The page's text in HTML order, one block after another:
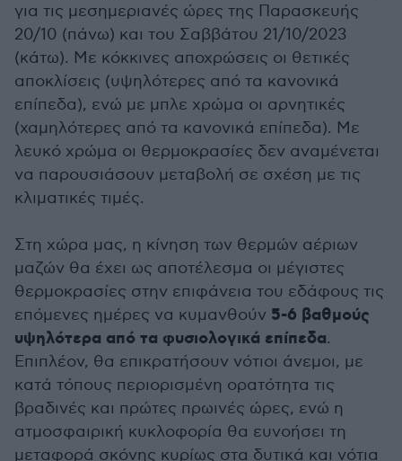
για τις μεσημεριανές ώρες της Παρασκευής
20/10 (πάνω) και του Σαββάτου 21/10/2023
(κάτω). Με κόκκινες αποχρώσεις οι θετικές
αποκλίσεις (υψηλότερες από τα κανονικά
επίπεδα), ενώ με μπλε χρώμα οι αρνητικές
(χαμηλότερες από τα κανονικά επίπεδα). Με
λευκό χρώμα οι θερμοκρασίες δεν αναμένεται
να παρουσιάσουν μεταβολή σε σχέση με τις
κλιματικές τιμές.
Στη χώρα μας, η κίνηση των θερμών αέριων
μαζών θα έχει ως αποτέλεσμα οι μέγιστες
θερμοκρασίες στην επιφάνεια του εδάφους τις
επόμενες ημέρες να κυμανθούν 5-6 βαθμούς
υψηλότερα από τα φυσιολογικά επίπεδα.
Επιπλέον, θα επικρατήσουν νότιοι άνεμοι, με
κατά τόπους περιορισμένη ορατότητα τις
βραδινές και πρώτες πρωινές ώρες, ενώ η
ατμοσφαιρική κυκλοφορία θα ευνοήσει τη
μεταφορά σκόνης κυρίως στα δυτικά και νότια